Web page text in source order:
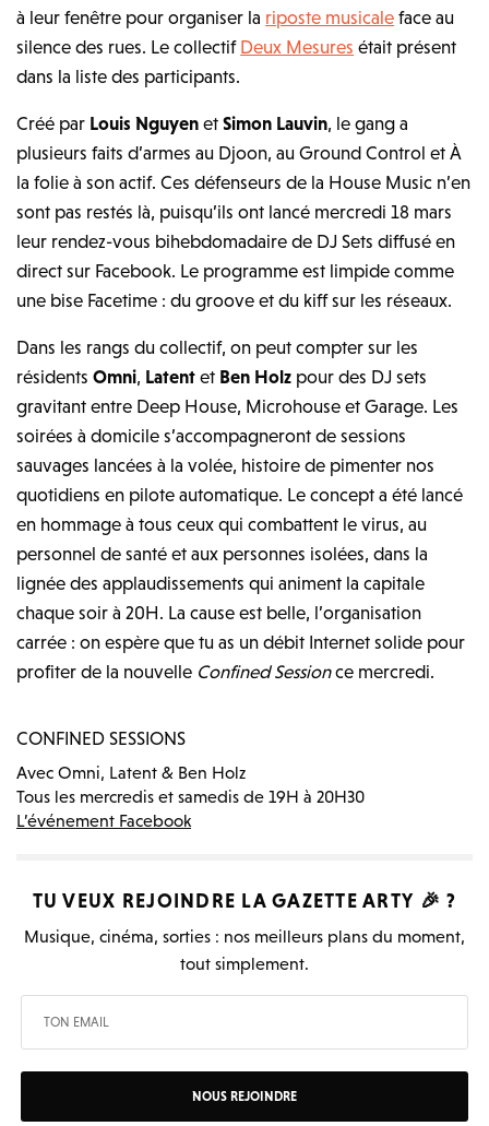
à leur fenêtre pour organiser la riposte musicale face au
silence des rues. Le collectif Deux Mesures était présent
dans la liste des participants.
Créé par Louis Nguyen etSimon Lauvin, le gang a
plusieurs faits d’armes au Djoon, au Ground Control et À
la folie à son actif. Ces défenseurs de la House Music n’en
sont pas restés là, puisqu’ils ont lancé mercredi 18 mars
leur rendez-vous bihebdomadaire de DJ Sets diffusé en
direct sur Facebook. Le programme est limpide comme
une bise Facetime : du groove et du kiff sur les réseaux.
Dans les rangs du collectif, on peut compter sur les
résidentsOmni, Latent et Ben Holz pour des DJ sets
gravitant entre Deep House, Microhouse et Garage. Les
soirées à domicile s’accompagneront de sessions
sauvages lancées à la volée, histoire de pimenter nos
quotidiens en pilote automatique. Le concept a été lancé
en hommage à tous ceux qui combattent le virus, au
personnel de santé et aux personnes isolées, dans la
lignée des applaudissements qui animent la capitale
chaque soir à 20H. La cause est belle, l’organisation
carrée : on espère que tu as un débit Internet solide pour
profiter de la nouvelle Confined Sessionce mercredi.
CONFINED SESSIONS
Avec Omni, Latent & Ben Holz
Tous les mercredis et samedis de 19H à 20H30
L’événement Facebook
TU VEUX REJOINDRE LAGAZETTE ARTY 🎉 ?
Musique, cinéma, sorties : nos meilleurs plans du moment,
tout simplement.
NOUS REJOINDRE